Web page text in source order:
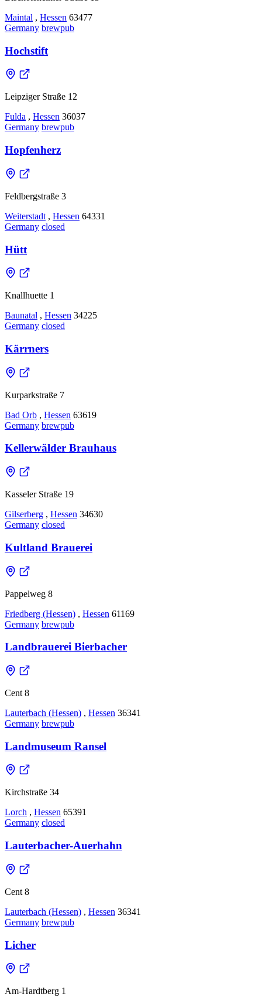
Maintal , Hessen 63477
Germany brewpub
Hochstift
Leipziger Straße 12
Fulda , Hessen 36037
Germany brewpub
Hopfenherz
Feldbergstraße 3
Weiterstadt , Hessen 64331
Germany closed
Hütt
Knallhuette 1
Baunatal , Hessen 34225
Germany closed
Kärrners
Kurparkstraße 7
Bad Orb , Hessen 63619
Germany brewpub
Kellerwälder Brauhaus
Kasseler Straße 19
Gilserberg , Hessen 34630
Germany closed
Kultland Brauerei
Pappelweg 8
Friedberg (Hessen) , Hessen 61169
Germany brewpub
Landbrauerei Bierbacher
Cent 8
Lauterbach (Hessen) , Hessen 36341
Germany brewpub
Landmuseum Ransel
Kirchstraße 34
Lorch , Hessen 65391
Germany closed
Lauterbacher-Auerhahn
Cent 8
Lauterbach (Hessen) , Hessen 36341
Germany brewpub
Licher
Am-Hardtberg 1